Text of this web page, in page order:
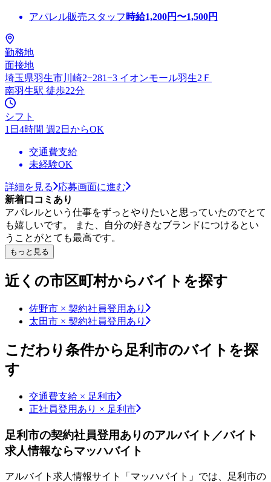
アパレル販売スタッフ 時給1,200円〜1,500円
勤務地
面接地
埼玉県羽生市川崎2−281−3 イオンモール羽生2Ｆ
南羽生駅 徒歩22分
シフト
1日4時間 週2日からOK
交通費支給
未経験OK
詳細を見る
応募画面に進む
新着口コミあり
アパレルという仕事をずっとやりたいと思っていたのでとて
も嬉しいです。 また、自分の好きなブランドにつけるとい
うことがとても最高です。
もっと見る
近くの市区町村からバイトを探す
佐野市 × 契約社員登用あり
太田市 × 契約社員登用あり
こだわり条件から足利市のバイトを探
す
交通費支給 × 足利市
正社員登用あり × 足利市
足利市の契約社員登用ありのアルバイト／バイト
求人情報ならマッハバイト
アルバイト求人情報サイト「マッハバイト」では、足利市の